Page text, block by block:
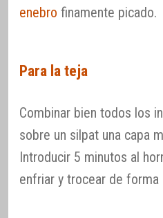
enebro finamente picado.
Para la teja
Combinar bien todos los
sobre un silpat una capa
Introducir 5 minutos al
enfriar y trocear de forma